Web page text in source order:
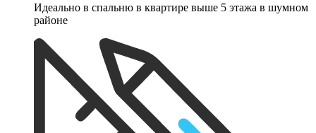
Идеально в спальню в квартире выше 5 этажа в шумном
районе